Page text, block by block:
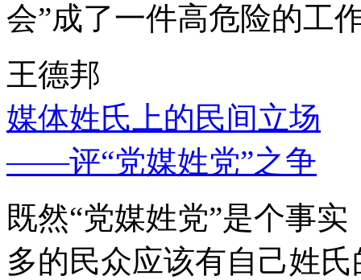
会”成了一件高危险的工
王德邦
媒体姓氏上的民间立场
——评“党媒姓党”之争
既然“党媒姓党”是个事
多的民众应该有自己姓